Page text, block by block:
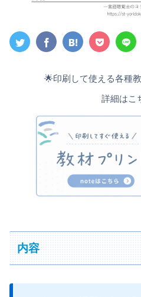
🌟印刷して使える各種
詳細はこ
内容